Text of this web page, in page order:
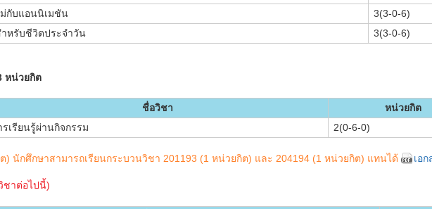
กับแอนนิเมชัน
3(3-0-6)
หรับชีวิตประจำวัน
3(3-0-6)
หน่วยกิต
ชื่อวิชา
หน่วยกิต
รเรียนรู้ผ่านกิจกรรม
2(0-6-0)
นักศึกษาสามารถเรียนกระบวนวิชา 201193 (1 หน่วยกิต) และ 204194 (1 หน่วยกิต) แทนได้ เอ
ชาต่อไปนี้)